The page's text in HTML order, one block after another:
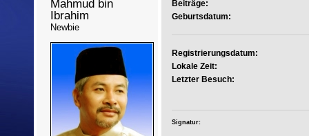
Mahmud bin
Ibrahim
Newbie
Beiträge:
Geburtsdatum:
Registrierungsdatum:
Lokale Zeit:
Letzter Besuch:
Signatur: